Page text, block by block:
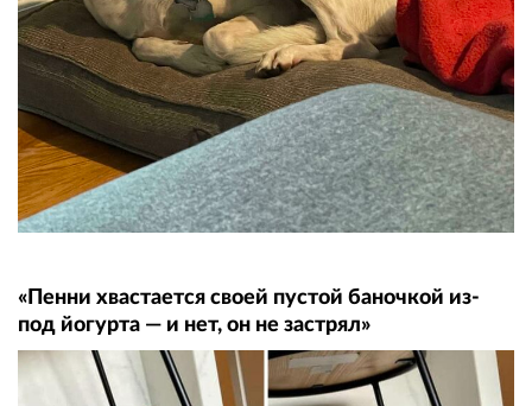
«Пенни хвастается своей пустой баночкой из-
под йогурта — и нет, он не застрял»